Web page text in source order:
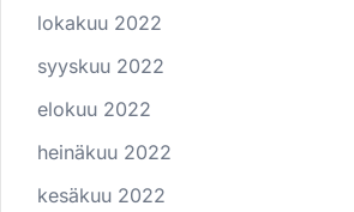
lokakuu 2022
syyskuu 2022
elokuu 2022
heinäkuu 2022
kesäkuu 2022